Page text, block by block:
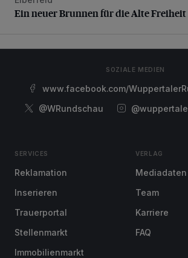
Ein neuer Brunnen für die Alte Freiheit
SOZIALE MEDIEN
www.facebook.com/
@WRundschau
SERVICES
Reklamation
Inserieren
Trauerportal
Stellenmarkt
Immobilienmarkt
VERLAG
Mediadaten
Team
Karriere
FAQ